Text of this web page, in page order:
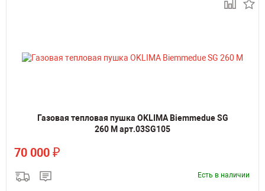
Газовая тепловая пушка OKLIMA Biemmedue SG
260 M арт.03SG105
70 000 ₽
Есть в наличии